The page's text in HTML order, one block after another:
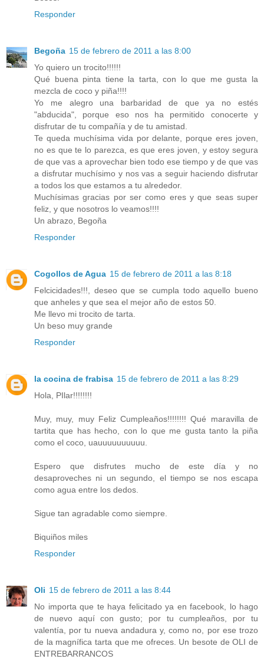
Responder
Begoña 15 de febrero de 2011 a las 8:00
Yo quiero un trocito!!!!!!
Qué buena pinta tiene la tarta, con lo que me gusta la
mezcla de coco y piña!!!!
Yo me alegro una barbaridad de que ya no estés
"abducida", porque eso nos ha permitido conocerte y
disfrutar de tu compañía y de tu amistad.
Te queda muchísima vida por delante, porque eres joven,
no es que te lo parezca, es que eres joven, y estoy segura
de que vas a aprovechar bien todo ese tiempo y de que vas
a disfrutar muchísimo y nos vas a seguir haciendo disfrutar
a todos los que estamos a tu alrededor.
Muchísimas gracias por ser como eres y que seas super
feliz, y que nosotros lo veamos!!!!
Un abrazo, Begoña
Responder
Cogollos de Agua 15 de febrero de 2011 a las 8:18
Felcicidades!!!, deseo que se cumpla todo aquello bueno
que anheles y que sea el mejor año de estos 50.
Me llevo mi trocito de tarta.
Un beso muy grande
Responder
la cocina de frabisa 15 de febrero de 2011 a las 8:29
Hola, PIlar!!!!!!!!
Muy, muy, muy Feliz Cumpleaños!!!!!!!! Qué maravilla de
tartita que has hecho, con lo que me gusta tanto la piña
como el coco, uauuuuuuuuuu.
Espero que disfrutes mucho de este día y no
desaproveches ni un segundo, el tiempo se nos escapa
como agua entre los dedos.
Sigue tan agradable como siempre.
Biquiños miles
Responder
Oli 15 de febrero de 2011 a las 8:44
No importa que te haya felicitado ya en facebook, lo hago
de nuevo aquí con gusto; por tu cumpleaños, por tu
valentía, por tu nueva andadura y, como no, por ese trozo
de la magnífica tarta que me ofreces. Un besote de OLI de
ENTREBARRANCOS